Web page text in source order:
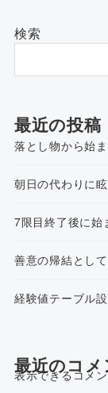
検索
最近の投稿
落とし物から始
朝日の代わりに
7限目終了後に始
善意の帰結とし
経験値テーブル
最近のコメ
表示できるコメ